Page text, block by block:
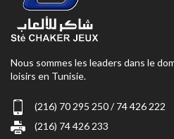
Nous sommes les leaders dans le
loisirs en Tunisie.
(216) 70 295 250 / 74 426 222
(216) 74 426 233